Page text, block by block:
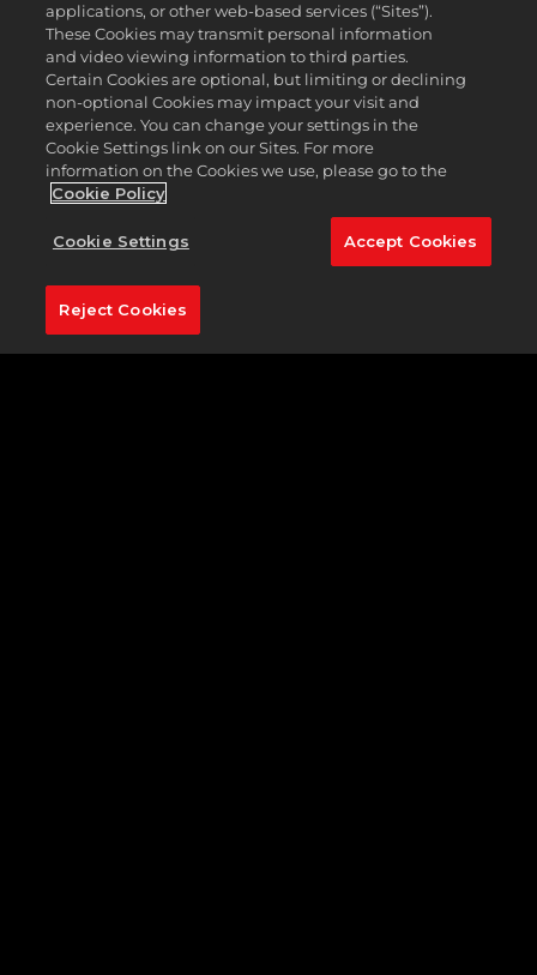
applications, or other web-based services (“Sites”).
These Cookies may transmit personal information
and video viewing information to third parties.
Certain Cookies are optional, but limiting or declining
non-optional Cookies may impact your visit and
experience. You can change your settings in the
Cookie Settings link on our Sites. For more
information on the Cookies we use, please go to the
Cookie Policy
Cookie Settings Accept Cookies
Reject Cookies